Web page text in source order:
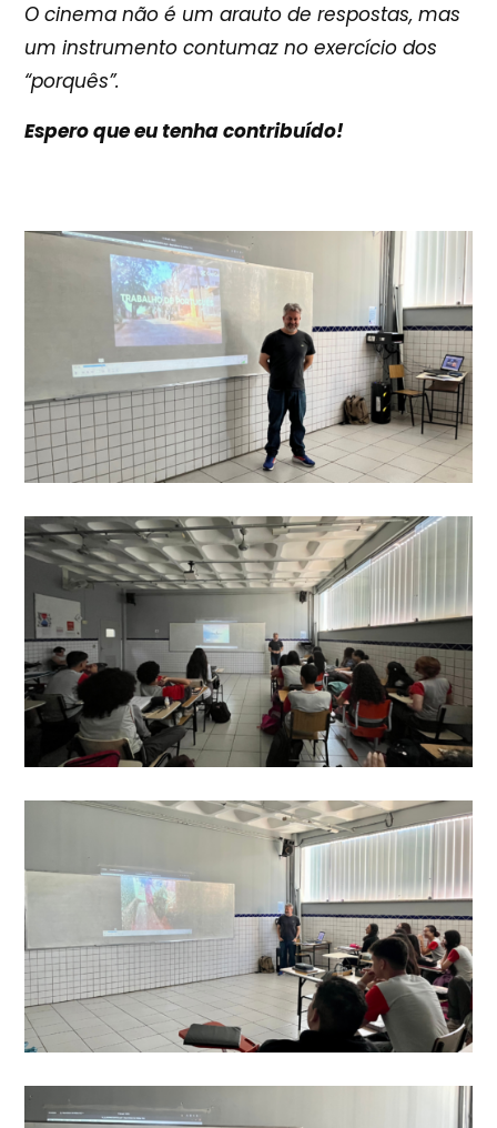
O cinema não é um arauto de respostas, mas
um instrumento contumaz no exercício dos
“porquês”.
Espero que eu tenha contribuído!